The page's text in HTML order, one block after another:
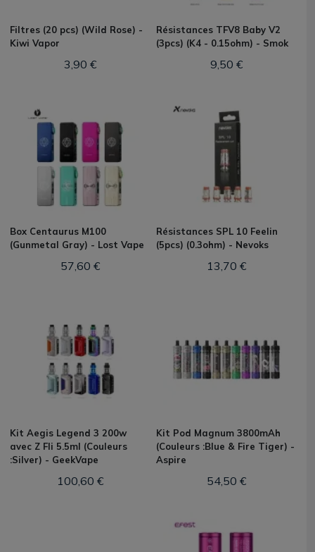
Filtres (20 pcs) (Wild Rose) -
Kiwi Vapor
3,90 €
Résistances TFV8 Baby V2
(3pcs) (K4 - 0.15ohm) - Smok
9,50 €
Box Centaurus M100
(Gunmetal Gray) - Lost Vape
57,60 €
Résistances SPL 10 Feelin
(5pcs) (0.3ohm) - Nevoks
13,70 €
Kit Aegis Legend 3 200w
avec Z Fli 5.5ml (Couleurs
:Silver) - GeekVape
100,60 €
Kit Pod Magnum 3800mAh
(Couleurs :Blue & Fire Tiger) -
Aspire
54,50 €